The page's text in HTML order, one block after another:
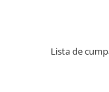
Lista de